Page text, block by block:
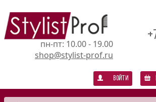
пн-пт: 10.00 - 19.00
shop@stylist-prof.ru
Войти